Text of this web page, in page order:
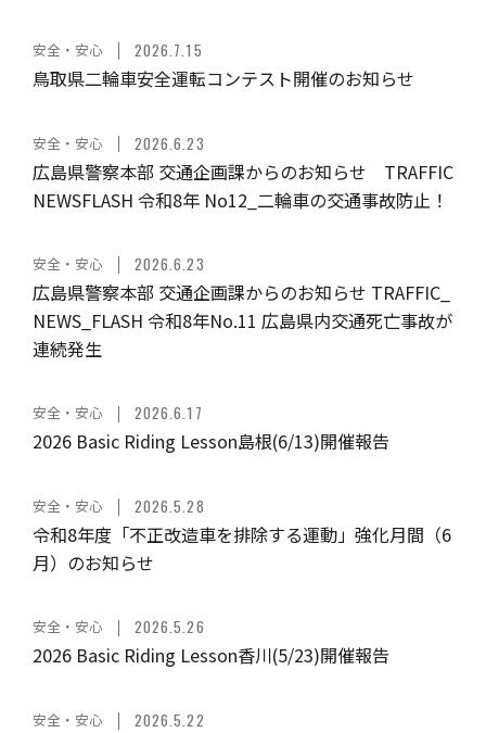
安全・安心 2026.7.15
鳥取県二輪車安全運転コンテスト開催のお知らせ
安全・安心 2026.6.23
広島県警察本部 交通企画課からのお知らせ TRAFFIC
NEWSFLASH 令和8年 No12_二輪車の交通事故防止！
安全・安心 2026.6.23
広島県警察本部 交通企画課からのお知らせ TRAFFIC_
NEWS_FLASH 令和8年No.11 広島県内交通死亡事故が
連続発生
安全・安心 2026.6.17
2026 Basic Riding Lesson島根(6/13)開催報告
安全・安心 2026.5.28
令和8年度「不正改造車を排除する運動」強化月間（6
月）のお知らせ
安全・安心 2026.5.26
2026 Basic Riding Lesson香川(5/23)開催報告
安全・安心 2026.5.22